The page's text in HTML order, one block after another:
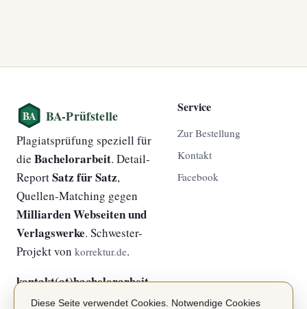
Plagiatsprüfung speziell für
die Bachelorarbeit. Detail-
ReportSatz für Satz,
Quellen-Matching gegen
Milliarden Webseiten und
Verlagswerke. Schwester-
Projekt von korrektur.de.
kontakt(at)bachelorarbeit-
plagiatsprüfung.de
Service
Zur Bestellung
Kontakt
Facebook
Diese Seite verwendet Cookies. Notwendige Cookies